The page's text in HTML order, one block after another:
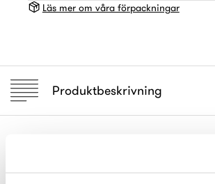
Läs mer om våra förpackningar
Produktbeskrivning
Dörrbroms av zink och rostfritt stål. Den
tål hårda uppslag och ger ett lågt driftljud.